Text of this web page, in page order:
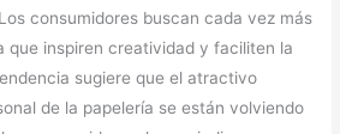
consumidores buscan cada vez más
que inspiren creatividad y faciliten la
sugiere que el atractivo
de la papelería se están volviendo